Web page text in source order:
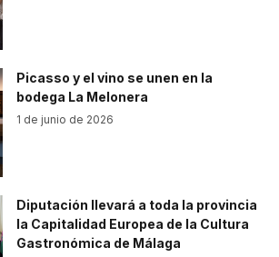
Picasso y el vino se unen en la
bodega La Melonera
1 de junio de 2026
Diputación llevará a toda la provincia
la Capitalidad Europea de la Cultura
Gastronómica de Málaga